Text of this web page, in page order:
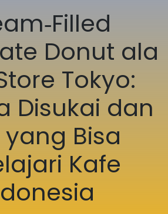
Donut ala
Tokyo:
Disukai dan
Bisa
Kafe